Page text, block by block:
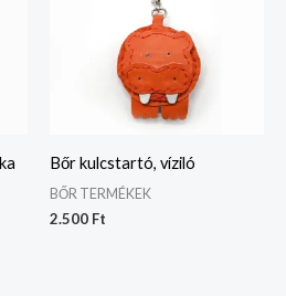
Bőr kulcstartó, víziló
BŐR TERMÉKEK
2.500 Ft